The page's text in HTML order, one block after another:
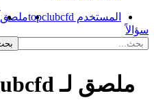
المستخدم topclubcfd ملصق
سؤالاً
ملصق لـ topclubcfd